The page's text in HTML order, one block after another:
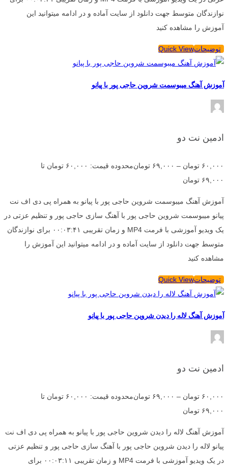
نوازندگان متوسط جهت دانلود از سایت آماده و در ادامه میتوانید این
آموزش را مشاهده کنید
توضیحاتQuick View
آموزش آهنگ میبوسمت شروین حاجی پور با پیانو
ادمین نت دو
۶۰,۰۰۰ تومان – ۶۹,۰۰۰ تومان
محدوده قیمت: ۶۰,۰۰۰ تومان تا
۶۹,۰۰۰ تومان
آموزش آهنگ میبوسمت شروین حاجی پور با پیانو به همراه پی دی اف نت
پیانو میبوسمت شروین حاجی پور با آهنگ سازی حاجی پور و تنظیم عزتی در
یک ویدیو آموزشی با فرمت MP4 و زمان تقریبی ۰۰:۰۳:۴۱ برای نوازندگان
متوسط جهت دانلود از سایت آماده و در ادامه میتوانید این آموزش را
مشاهده کنید
توضیحاتQuick View
آموزش آهنگ لاله را دیدن شروین حاجی پور با پیانو
ادمین نت دو
۶۰,۰۰۰ تومان – ۶۹,۰۰۰ تومان
محدوده قیمت: ۶۰,۰۰۰ تومان تا
۶۹,۰۰۰ تومان
آموزش آهنگ لاله را دیدن شروین حاجی پور با پیانو به همراه پی دی اف نت
پیانو لاله را دیدن شروین حاجی پور با آهنگ سازی حاجی پور و تنظیم عزتی
در یک ویدیو آموزشی با فرمت MP4 و زمان تقریبی ۰۰:۰۳:۱۱ برای